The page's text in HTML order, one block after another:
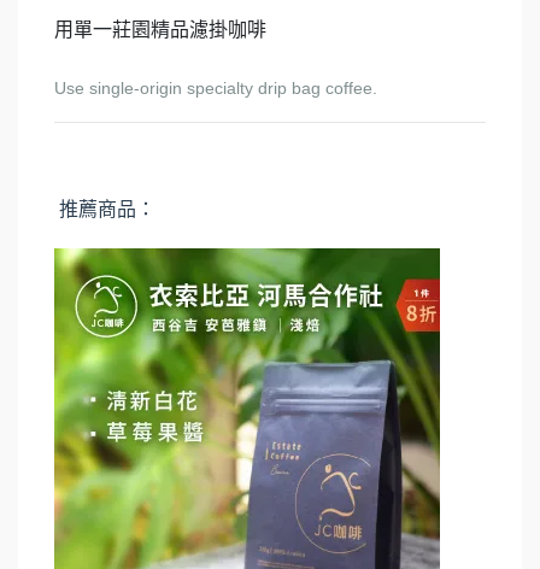
用單一莊園精品濾掛咖啡
Use single-origin specialty drip bag coffee.
推薦商品：